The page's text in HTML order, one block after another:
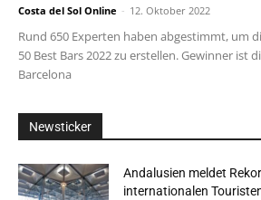
Costa del Sol Online - 12. Oktober 2022
Rund 650 Experten haben abgestimmt, um
50 Best Bars 2022 zu erstellen. Gewinner ist
Barcelona
Newsticker
Andalusien meldet
internationalen